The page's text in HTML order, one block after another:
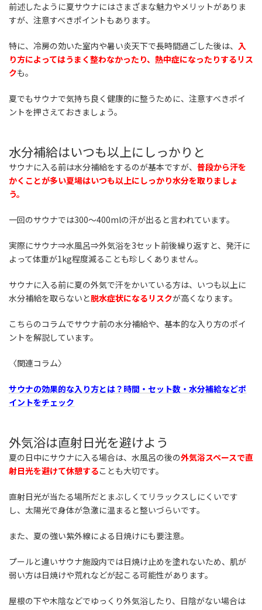
前述したように夏サウナにはさまざまな魅力やメリットがありま
すが、注意すべきポイントもあります。
特に、冷房の効いた室内や暑い炎天下で長時間過ごした後は、 入
り方によってはうまく整わなかったり、熱中症になったりするリス
クも。
夏でもサウナで気持ち良く健康的に整うために、注意すべきポイ
ントを押さえておきましょう。
水分補給はいつも以上にしっかりと
サウナに入る前は水分補給をするのが基本ですが、 普段から汗を
かくことが多い夏場はいつも以上にしっかり水分を取りましょ
う。
一回のサウナでは300～400mlの汗が出ると言われています。
実際にサウナ⇒水風呂⇒外気浴を3セット前後繰り返すと、発汗に
よって体重が1kg程度減ることも珍しくありません。
サウナに入る前に夏の外気で汗をかいている方は、いつも以上に
水分補給を取らないと脱水症状になるリスクが高くなります。
こちらのコラムでサウナ前の水分補給や、基本的な入り方のポイ
ントを解説しています。
〈関連コラム〉
サウナの効果的な入り方とは？時間・セット数・水分補給などポ
イントをチェック
外気浴は直射日光を避けよう
夏の日中にサウナに入る場合は、水風呂の後の外気浴スペースで直
射日光を避けて休憩することも大切です。
直射日光が当たる場所だとまぶしくてリラックスしにくいです
し、太陽光で身体が急激に温まると整いづらいです。
また、夏の強い紫外線による日焼けにも要注意。
プールと違いサウナ施設内では日焼け止めを塗れないため、肌が
弱い方は日焼けや荒れなどが起こる可能性があります。
屋根の下や木陰などでゆっくり外気浴したり、日陰がない場合は